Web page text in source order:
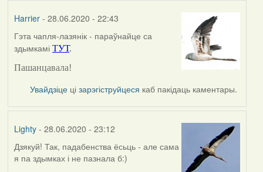
Harrier- 28.06.2020 - 22:43
In
reply
to
Lighty
Гэта чапля-лазянік - параўнайце са
здымкамі ТУТ.
Пашанцавала!
Увайдзіце цізарэгіструйцеся каб пакідаць каментары.
Lighty- 28.06.2020 - 23:12
In
reply
Дзякуй! Так, падабенства ёсьць - але сама
я па здымках і не пазнала б:)